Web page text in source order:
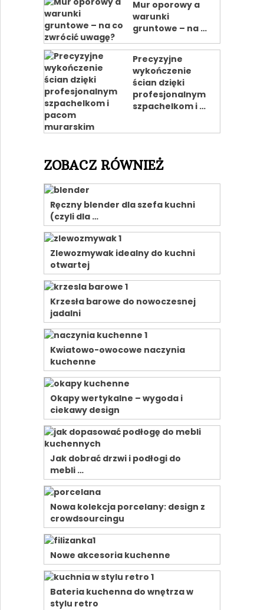
Mur oporowy a
warunki
gruntowe – na …
Precyzyjne
wykończenie
ścian dzięki
profesjonalnym
szpachelkom i …
ZOBACZ RÓWNIEŻ
Ręczny blender dla szefa kuchni
(czyli dla …
Zlewozmywak idealny do kuchni
otwartej
Krzesła barowe do nowoczesnej
jadalni
Kwiatowo-owocowe naczynia
kuchenne
Okapy wertykalne – wygoda i
ciekawy design
Jak dobrać drzwi i podłogi do
mebli …
Nowa kolekcja porcelany: design z
crowdsourcingu
Nowe akcesoria kuchenne
Bateria kuchenna do wnętrza w
stylu retro